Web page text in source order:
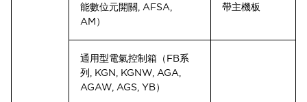
能數位元開關, AFSA,
AM）
帶主機板
通用型電氣控制箱（FB系
列, KGN, KGNW, AGA,
AGAW, AGS, YB）